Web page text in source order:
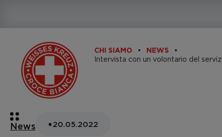
CHI SIAMO NEWS
News •20.05.2022